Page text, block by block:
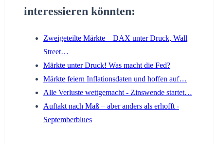
interessieren könnten:
Zweigeteilte Märkte – DAX unter Druck, Wall
Street…
Märkte unter Druck! Was macht die Fed?
Märkte feiern Inflationsdaten und hoffen auf…
Alle Verluste wettgemacht - Zinswende startet…
Auftakt nach Maß – aber anders als erhofft -
Septemberblues